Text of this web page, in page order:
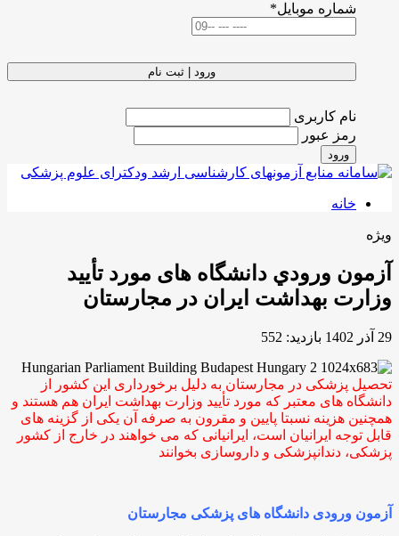
شماره موبایل*
ورود | ثبت نام
نام کاربری
رمز عبور
ورود
خانه
ویژه
آزمون ورودي دانشگاه های مورد تأیید
وزارت بهداشت ایران در مجارستان
29 آذر 1402 بازدید: 552
تحصیل پزشکی در مجارستان به دلیل برخورداری این کشور از
دانشگاه های معتبر که مورد تأیید وزارت بهداشت ایران هم هستند و
همچنین هزینه نسبتا پایین و مقرون به صرفه آن یکی از گزینه های
قابل توجه ایرانیان است، ایرانیانی که می خواهند در خارج از کشور
پزشکی، دندانپزشکی و داروسازی بخوانند
آزمون ورودی دانشگاه های پزشکی مجارستان